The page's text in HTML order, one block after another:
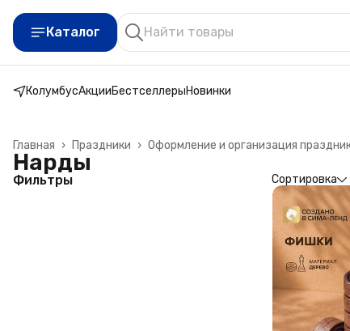
Каталог
КолумбусАкцииБестселлерыНовинки
Оформление и организация
Праздники ›
Главная ›
Нарды
Фильтры Сортировка